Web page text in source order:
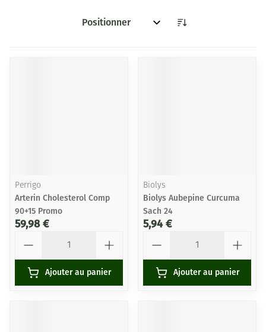
Trier par:
Perrigo
Arterin Cholesterol Comp
90+15 Promo
59,98 €
Ajouter au panier
Biolys
Biolys Aubepine Curcuma
Sach 24
5,94 €
Ajouter au panier